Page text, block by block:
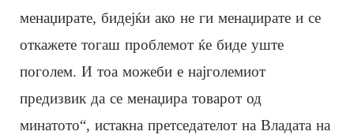
менаџирате, бидејќи ако не ги менаџирате и се
откажете тогаш проблемот ќе биде уште
поголем. И тоа можеби е најголемиот
предизвик да се менаџира товарот од
минатото“, истакна претседателот на Владата на